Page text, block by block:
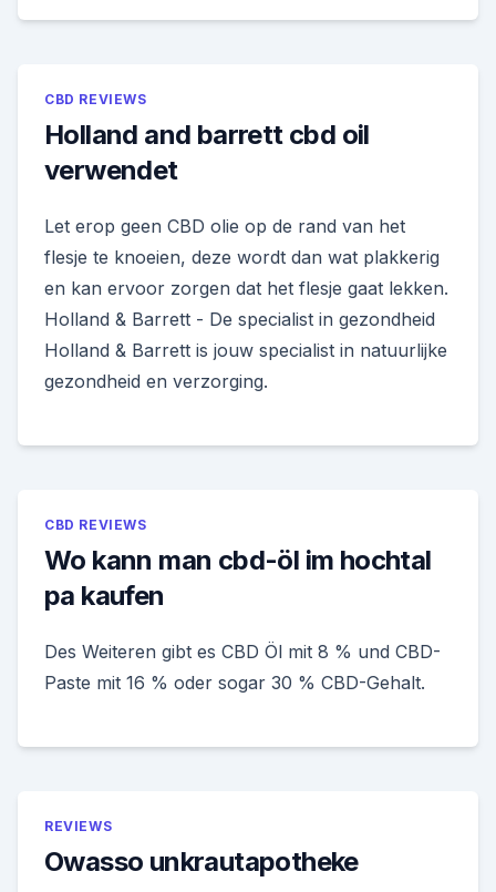
CBD REVIEWS
Holland and barrett cbd oil
verwendet
Let erop geen CBD olie op de rand van het
flesje te knoeien, deze wordt dan wat plakkerig
en kan ervoor zorgen dat het flesje gaat lekken.
Holland & Barrett - De specialist in gezondheid
Holland & Barrett is jouw specialist in natuurlijke
gezondheid en verzorging.
CBD REVIEWS
Wo kann man cbd-öl im hochtal
pa kaufen
Des Weiteren gibt es CBD Öl mit 8 % und CBD-
Paste mit 16 % oder sogar 30 % CBD-Gehalt.
REVIEWS
Owasso unkrautapotheke